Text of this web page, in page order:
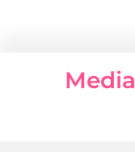
Media